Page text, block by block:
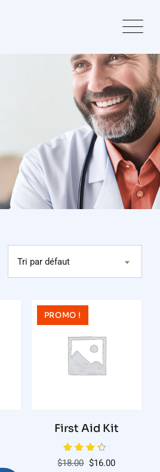
Tri par défaut
PROMO !
First Aid Kit
Note
4.00
$18.00 Le
$16.00Le